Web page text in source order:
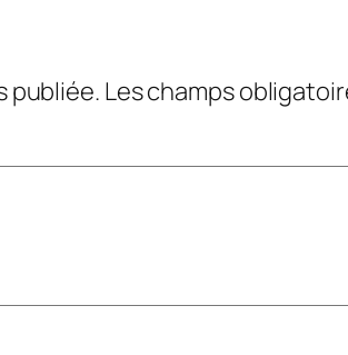
publiée.Les champs